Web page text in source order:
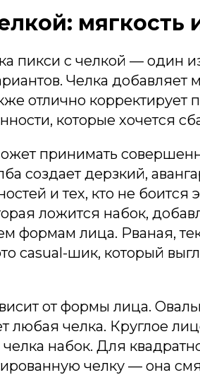
мягкость
пикси с челкой — один
Челка добавляет
отлично
которые хочется
принимать
создает дерзкий,
и тех, кто не
ложится набок,
формам лица. Рваная,
casual-шик, который
от формы лица.
любая челка. Круглое
набок. Для
челку — она